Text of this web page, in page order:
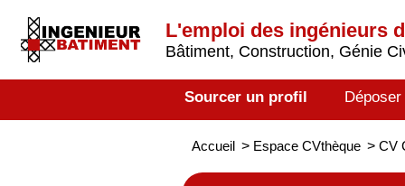
L'emploi des ingénieurs
Bâtiment, Construction, Génie
Sourcer un profil
Accueil > Espace CVthèque > CV